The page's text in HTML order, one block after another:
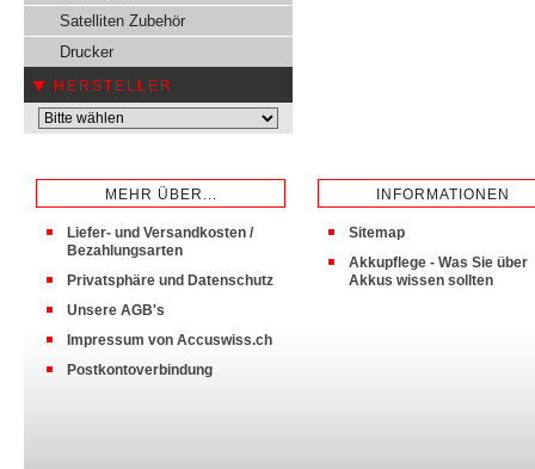
Satelliten Zubehör
Drucker
HERSTELLER
MEHR ÜBER...
Liefer- und Versandkosten /
Bezahlungsarten
Privatsphäre und Datenschutz
Unsere AGB's
Impressum von Accuswiss.ch
Postkontoverbindung
INFORMATIONEN
Sitemap
Akkupflege - Was Sie über
Akkus wissen sollten